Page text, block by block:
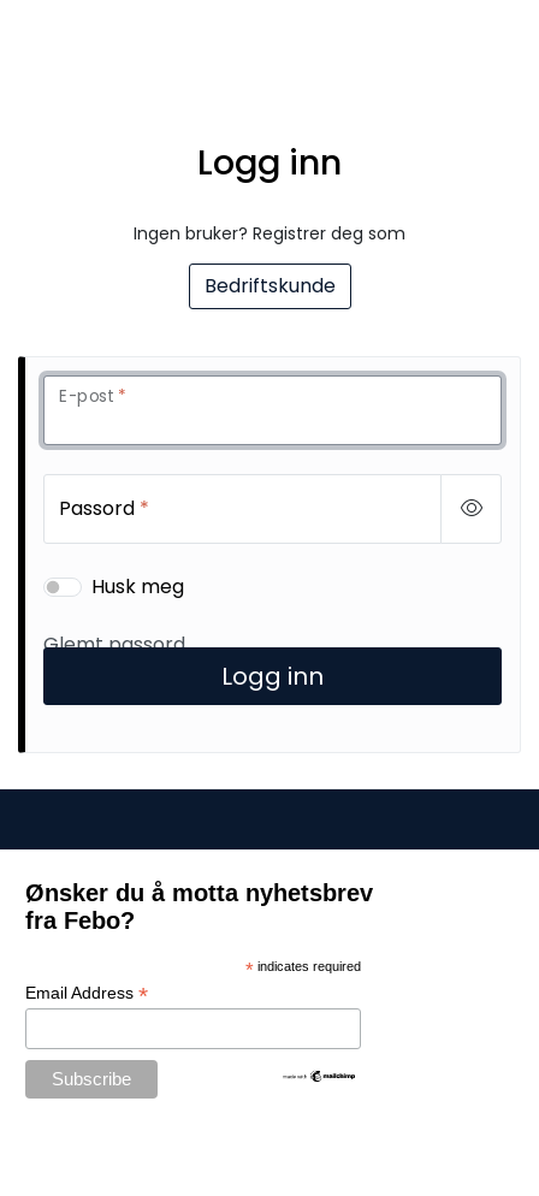
Logg inn
Ingen bruker? Registrer deg som
Bedriftskunde
E-post *
Passord *
Husk meg
Glemt passord
Logg inn
Ønsker du å motta nyhetsbrev
fra Febo?
* indicates required
Email Address *
Forhandlersøk